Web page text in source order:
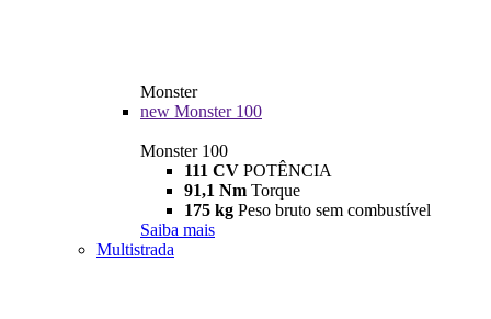
Monster
new Monster 100
Monster 100
111 CV POTÊNCIA
91,1 Nm Torque
175 kg Peso bruto sem combustível
Saiba mais
Multistrada